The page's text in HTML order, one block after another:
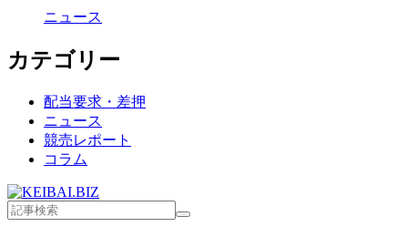
ニュース
カテゴリー
配当要求・差押
ニュース
競売レポート
コラム